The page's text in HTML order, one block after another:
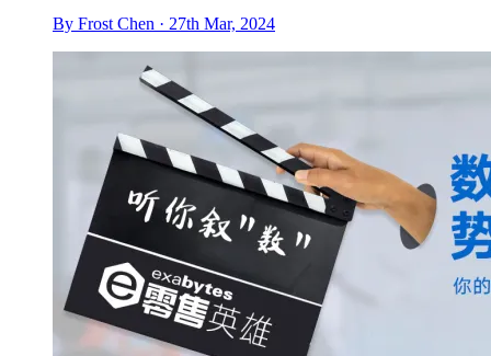
By Frost Chen · 27th Mar, 2024